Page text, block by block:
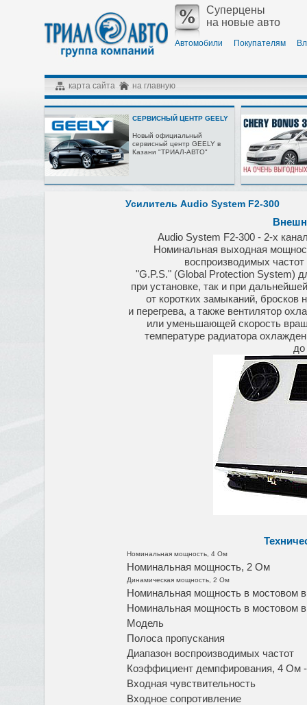
Суперцены
на новые авто
Автомобили Покупателям
карта сайта на главную
СЕРВИСНЫЙ ЦЕНТР GEELY
Новый официальный
сервисный центр GEELY в
Казани "ТРИАЛ-АВТО"
Усилитель Audio System F2-300
Audio System F2-300 - 2-х
Номинальная выходная
воспроизводимых
"G.P.S." (Global Protection System)
при установке, так и при
от коротких замыканий, бросков
и перегрева, а также вентилятор
или уменьшающей скорость
температуре радиатора
Номинальная мощность, 4 Ом
Номинальная мощность, 2 Ом
Динамическая мощность, 2 Ом
Номинальная мощность в мостовом
Номинальная мощность в мостовом
Модель
Полоса пропускания
Диапазон воспроизводимых частот
Коэффициент демпфирования, 4 Ом
Входная чувствительность
Входное сопротивление